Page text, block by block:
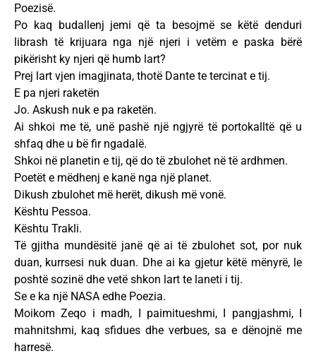
Poezisë.
Po kaq budallenj jemi që ta besojmë se këtë denduri
librash të krijuara nga një njeri i vetëm e paska bërë
pikërisht ky njeri që humb lart?
Prej lart vjen imagjinata, thotë Dante te tercinat e tij.
E pa njeri raketën
Jo. Askush nuk e pa raketën.
Ai shkoi me të, unë pashë një ngjyrë të portokalltë që u
shfaq dhe u bë fir ngadalë.
Shkoi në planetin e tij, që do të zbulohet në të ardhmen.
Poetët e mëdhenj e kanë nga një planet.
Dikush zbulohet më herët, dikush më vonë.
Kështu Pessoa.
Kështu Trakli.
Të gjitha mundësitë janë që ai të zbulohet sot, por nuk
duan, kurrsesi nuk duan. Dhe ai ka gjetur këtë mënyrë, le
poshtë sozinë dhe vetë shkon lart te laneti i tij.
Se e ka një NASA edhe Poezia.
Moikom Zeqo i madh, I paimitueshmi, I pangjashmi, I
mahnitshmi, kaq sfidues dhe verbues, sa e dënojnë me
harresë.